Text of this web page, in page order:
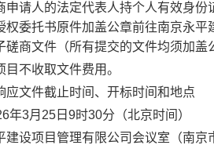
申请人的法定代表人持个人有效身
权委托书原件加盖公章前往南京永
磋商文件（所有提交的文件均须加盖
不收取文件费用。
应文件截止时间、开标时间和地点
年3月25日 9时30分 （北京时间）
建设项目管理有限公司会议室（南京